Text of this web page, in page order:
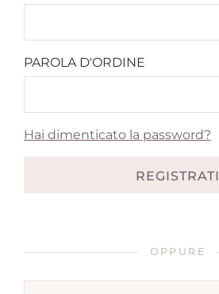
PAROLA D'ORDINE
Hai dimenticato la password?
REGISTRATI
OPPURE